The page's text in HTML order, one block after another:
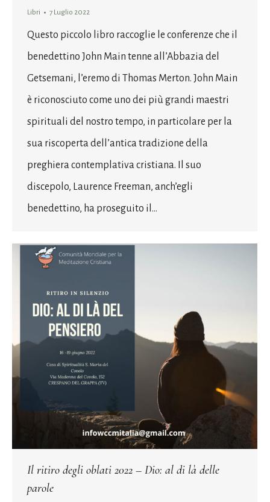
Libri 7 Luglio 2022
Questo piccolo libro raccoglie le conferenze che il
benedettino John Main tenne all’Abbazia del
Getsemani, l’eremo di Thomas Merton. John Main
è riconosciuto come uno dei più grandi maestri
spirituali del nostro tempo, in particolare per la
sua riscoperta dell’antica tradizione della
preghiera contemplativa cristiana. Il suo
discepolo, Laurence Freeman, anch’egli
benedettino, ha proseguito il…
Il ritiro degli oblati 2022 – Dio: al di là delle
parole